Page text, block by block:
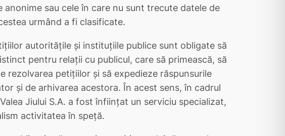
anonime sau cele în care nu sunt trecute datele de
urmând a fi clasificate.
autorităţile şi instituţiile publice sunt obligate să
pentru relaţii cu publicul, care să primească, să
rezolvarea petiţiilor şi să expedieze răspunsurile
şi de arhivarea acestora. În acest sens, în cadrul
Jiului S.A. a fost înfiinţat un serviciu specializat,
activitatea în speţă.